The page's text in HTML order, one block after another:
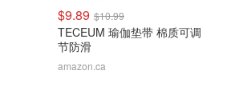
$9.89 $10.99
TECEUM 瑜伽垫带 棉质可调
节防滑
amazon.ca